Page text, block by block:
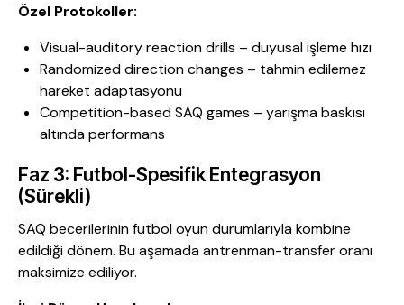
Özel Protokoller:
Visual-auditory reaction drills – duyusal işleme hızı
Randomized direction changes – tahmin edilemez
hareket adaptasyonu
Competition-based SAQ games – yarışma baskısı
altında performans
Faz 3: Futbol-Spesifik Entegrasyon
(Sürekli)
SAQ becerilerinin futbol oyun durumlarıyla kombine
edildiği dönem. Bu aşamada antrenman-transfer oranı
maksimize ediliyor.